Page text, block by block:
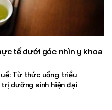
tế dưới góc nhìn y khoa
Từ thức uống triều
dưỡng sinh hiện đại